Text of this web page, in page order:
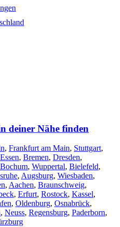
deiner Nähe finden
, Frankfurt am Main, Stuttgart,
Essen, Bremen, Dresden,
Bochum, Wuppertal, Bielefeld,
, Augsburg, Wiesbaden,
, Aachen, Braunschweig,
, Erfurt, Rostock, Kassel,
, Oldenburg, Osnabrück,
, Neuss, Regensburg, Paderborn,